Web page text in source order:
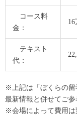
コース料
金：
16
テキスト
代：
※上記は「ぼくらの留
最新情報と併せてご参
※会場によって費用は